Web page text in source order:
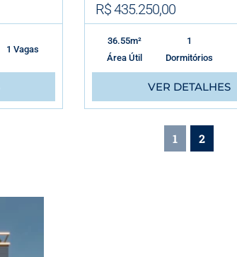
1 Vagas
R$ 435.250,00
36.55m²
Área Útil
1
Dormitórios
VER DETALHES
1 2